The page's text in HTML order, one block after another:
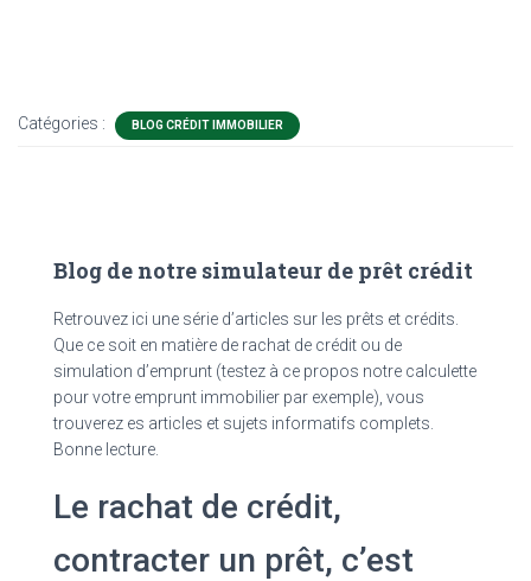
Catégories : BLOG CRÉDIT IMMOBILIER
Blog de notre simulateur de prêt crédit
Retrouvez ici une série d’articles sur les prêts et crédits.
Que ce soit en matière de rachat de crédit ou de
simulation d’emprunt (testez à ce propos notre calculette
pour votre emprunt immobilier par exemple), vous
trouverez es articles et sujets informatifs complets.
Bonne lecture.
Le rachat de crédit,
contracter un prêt, c’est